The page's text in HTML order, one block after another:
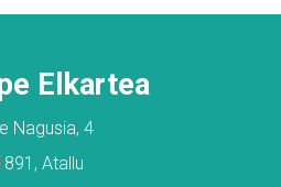
Elkartea
Nagusia, 4
Atallu